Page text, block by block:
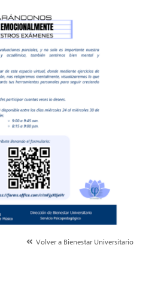
Volver a Bienestar Universitario